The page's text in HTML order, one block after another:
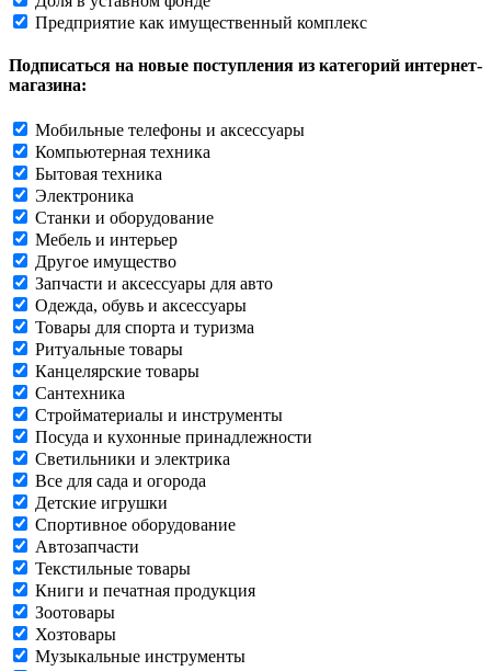
Предприятие как имущественный комплекс
Подписаться на новые поступления из категорий интернет-
магазина:
Мобильные телефоны и аксессуары
Компьютерная техника
Бытовая техника
Электроника
Станки и оборудование
Мебель и интерьер
Другое имущество
Запчасти и аксессуары для авто
Одежда, обувь и аксессуары
Товары для спорта и туризма
Ритуальные товары
Канцелярские товары
Сантехника
Стройматериалы и инструменты
Посуда и кухонные принадлежности
Светильники и электрика
Все для сада и огорода
Детские игрушки
Спортивное оборудование
Автозапчасти
Текстильные товары
Книги и печатная продукция
Зоотовары
Хозтовары
Музыкальные инструменты